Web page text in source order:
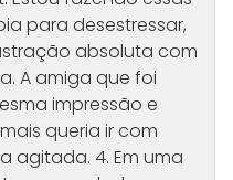
para desestressar,
absoluta com
A amiga que foi
impressão e
queria ir com
agitada. 4. Em uma